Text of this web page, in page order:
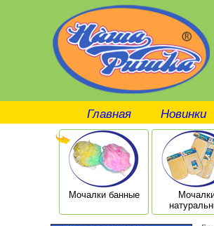
Главная Новинки
Мочалки банные